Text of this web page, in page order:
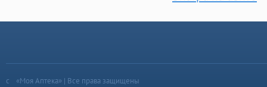
«Моя Аптека» | Все права защищены